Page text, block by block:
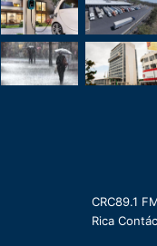
CRC89.1
Rica